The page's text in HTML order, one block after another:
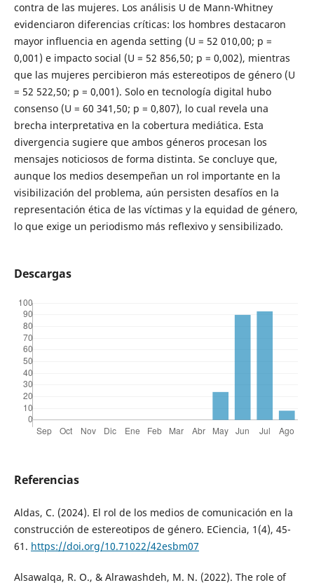
contra de las mujeres. Los análisis U de Mann-Whitney
evidenciaron diferencias críticas: los hombres destacaron
mayor influencia en agenda setting (U = 52 010,00; p =
0,001) e impacto social (U = 52 856,50; p = 0,002), mientras
que las mujeres percibieron más estereotipos de género (U
= 52 522,50; p = 0,001). Solo en tecnología digital hubo
consenso (U = 60 341,50; p = 0,807), lo cual revela una
brecha interpretativa en la cobertura mediática. Esta
divergencia sugiere que ambos géneros procesan los
mensajes noticiosos de forma distinta. Se concluye que,
aunque los medios desempeñan un rol importante en la
visibilización del problema, aún persisten desafíos en la
representación ética de las víctimas y la equidad de género,
lo que exige un periodismo más reflexivo y sensibilizado.
Descargas
Referencias
Aldas, C. (2024). El rol de los medios de comunicación en la
construcción de estereotipos de género. ECiencia, 1(4), 45-
61. https://doi.org/10.71022/42esbm07
Alsawalqa, R. O., & Alrawashdeh, M. N. (2022). The role of